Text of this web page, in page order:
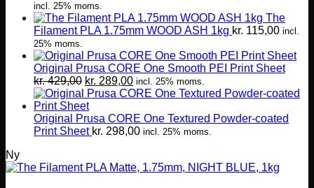
incl. 25% moms.
The
Filament PLA 1.75mm WOOD ASH 1kg kr. 115,00 incl.
25% moms.
Original Prusa CORE One Smooth PEI Print Sheet
kr.429,00 Den
oprindelige
pris
var:
kr. 429,00.
kr. 289,00Den
aktuelle
er:
kr. 289,00.
incl. 25% moms.
Original Prusa CORE One Textured Powder-coated
Print Sheet kr. 298,00 incl. 25% moms.
Ny